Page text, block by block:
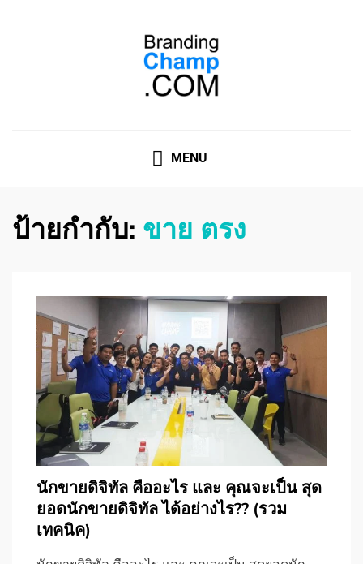
MENU
ป้ายกำกับ: ขาย ตรง
นักขายดิจิทัล คืออะไร และ คุณจะเป็น สุด
ยอดนักขายดิจิทัล ได้อย่างไร?? (รวม
เทคนิค)